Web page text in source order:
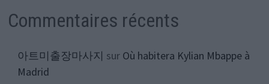
Commentaires récents
아트미출장마사지 sur Où habitera Kylian Mbappe à
Madrid